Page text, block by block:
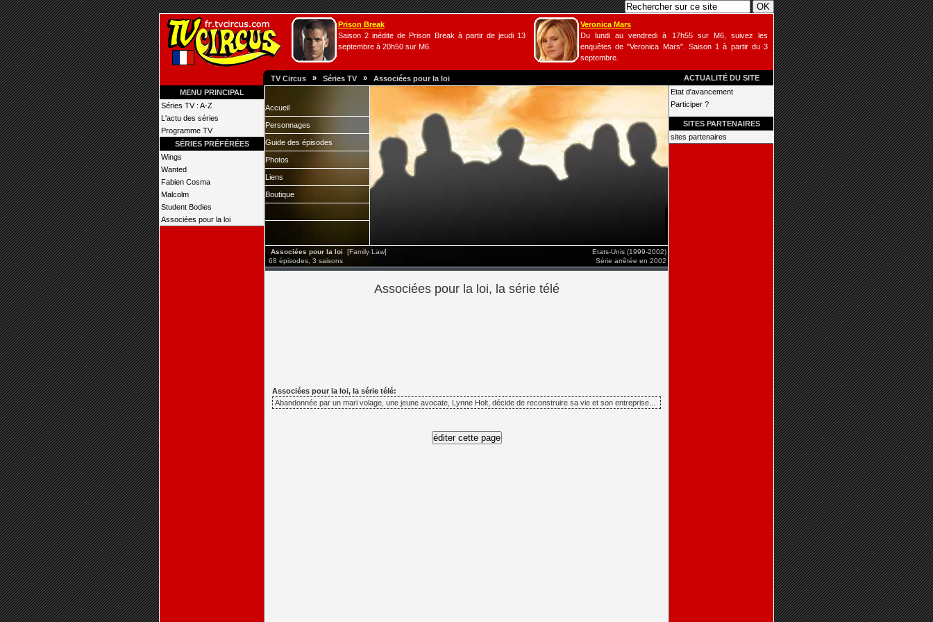
Prison Break
Saison 2 inédite de Prison Break à partir de jeudi 13
septembre à 20h50 sur M6.
Veronica Mars
Du lundi au vendredi à 17h55 sur M6, suivez les
enquêtes de "Veronica Mars". Saison 1 à partir du 3
septembre.
TV Circus » Séries TV » Associées pour la loi
ACTUALITÉ DU SITE
MENU PRINCIPAL
Séries TV : A-Z
L'actu des séries
Programme TV
SÉRIES PRÉFÉRÉES
Wings
Wanted
Fabien Cosma
Malcolm
Student Bodies
Associées pour la loi
Accueil
Personnages
Guide des épisodes
Photos
Liens
Boutique
Associées pour la loi
[Family Law]
68 épisodes, 3 saisons
Etats-Unis (1999-2002)
Série arrêtée en 2002
Associées pour la loi, la série télé
Associées pour la loi, la série télé:
Abandonnée par un mari volage, une jeune avocate, Lynne Holt, décide de reconstruire sa vie et son entreprise...
Etat d'avancement
Participer ?
SITES PARTENAIRES
sites partenaires